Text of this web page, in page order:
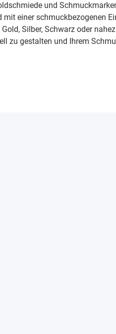
und
einer schmuckbezogenen
Silber, Schwarz oder
zu gestalten und Ihrem